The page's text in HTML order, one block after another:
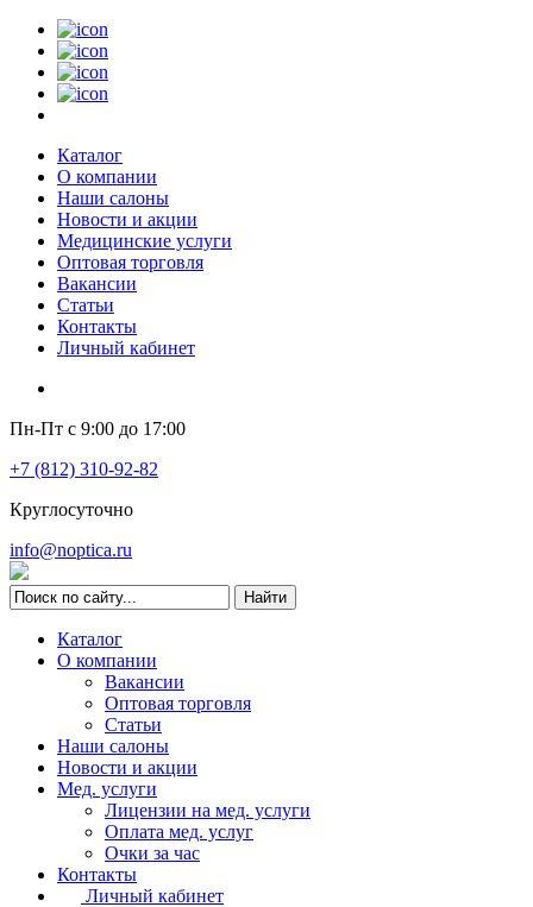
Каталог
О компании
Наши салоны
Новости и акции
Медицинские услуги
Оптовая торговля
Вакансии
Статьи
Контакты
Личный кабинет
Пн-Пт с 9:00 до 17:00
+7 (812) 310-92-82
Круглосуточно
info@noptica.ru
Каталог
О компании
Вакансии
Оптовая торговля
Статьи
Наши салоны
Новости и акции
Мед. услуги
Лицензии на мед. услуги
Оплата мед. услуг
Очки за час
Контакты
Личный кабинет